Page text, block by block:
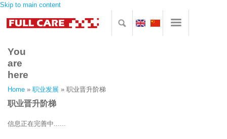
Skip to main content
You
are
here
Home » 职业发展 » 职业晋升阶梯
职业晋升阶梯
信息正在完善中......